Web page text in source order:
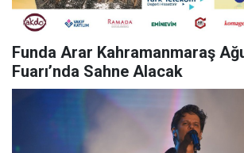
Funda Arar Kahramanmaraş
Fuarı’nda Sahne Alacak